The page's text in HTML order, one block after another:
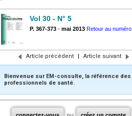
Vol 30 - N° 5
P. 367-373 - mai 2013 Retour au numéro
Article précédent | Article suivant
Bienvenue sur EM-consulte, la référence des
professionnels de santé.